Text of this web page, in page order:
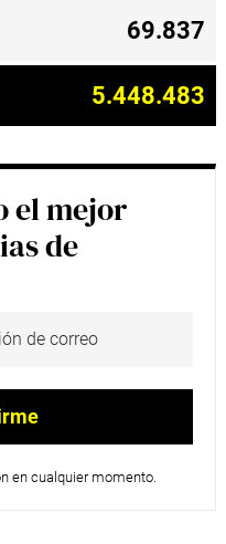
69.837
5.448.483
el mejor
de
en cualquier momento.